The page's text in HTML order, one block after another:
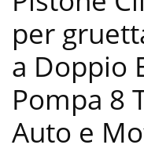
per
a Doppio
Pompa 8
Auto e